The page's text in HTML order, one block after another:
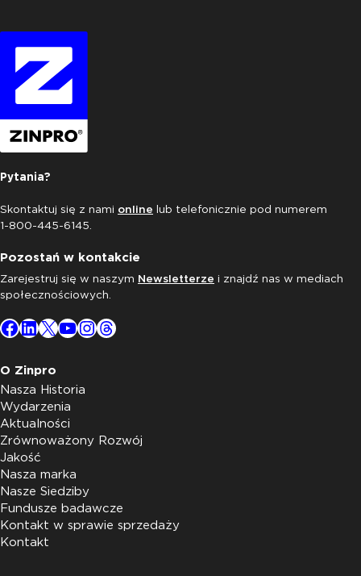
Pytania?
Skontaktuj się z nami online lub telefonicznie pod numerem
1-800-445-6145.
Pozostań w kontakcie
Zarejestruj się w naszym Newsletterze i znajdź nas w mediach
społecznościowych.
Facebook
LinkedIn
X YouTube
Instagram
Threads
O Zinpro
Nasza Historia
Wydarzenia
Aktualności
Zrównoważony Rozwój
Jakość
Nasza marka
Nasze Siedziby
Fundusze badawcze
Kontakt w sprawie sprzedaży
Kontakt